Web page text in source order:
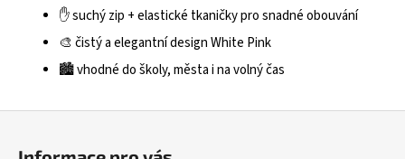
✋ suchý zip + elastické tkaničky pro snadné obouvání
🎨 čistý a elegantní design White Pink
🏙️ vhodné do školy, města i na volný čas